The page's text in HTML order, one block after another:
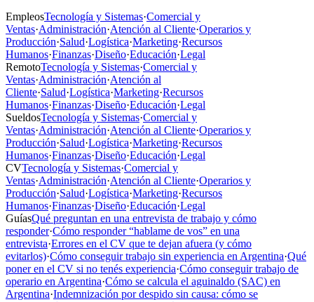
EmpleosTecnología y Sistemas·Comercial y
Ventas·Administración·Atención al Cliente·Operarios y
Producción·Salud·Logística·Marketing·Recursos
Humanos·Finanzas·Diseño·Educación·Legal
RemotoTecnología y Sistemas·Comercial y
Ventas·Administración·Atención al
Cliente·Salud·Logística·Marketing·Recursos
Humanos·Finanzas·Diseño·Educación·Legal
SueldosTecnología y Sistemas·Comercial y
Ventas·Administración·Atención al Cliente·Operarios y
Producción·Salud·Logística·Marketing·Recursos
Humanos·Finanzas·Diseño·Educación·Legal
CVTecnología y Sistemas·Comercial y
Ventas·Administración·Atención al Cliente·Operarios y
Producción·Salud·Logística·Marketing·Recursos
Humanos·Finanzas·Diseño·Educación·Legal
GuíasQué preguntan en una entrevista de trabajo y cómo
responder·Cómo responder “hablame de vos” en una
entrevista·Errores en el CV que te dejan afuera (y cómo
evitarlos)·Cómo conseguir trabajo sin experiencia en Argentina·Qué
poner en el CV si no tenés experiencia·Cómo conseguir trabajo de
operario en Argentina·Cómo se calcula el aguinaldo (SAC) en
Argentina·Indemnización por despido sin causa: cómo se